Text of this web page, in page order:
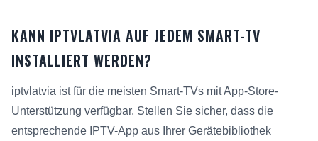
KANN IPTVLATVIA AUF JEDEM SMART-TV
INSTALLIERT WERDEN?
iptvlatvia ist für die meisten Smart-TVs mit App-Store-
Unterstützung verfügbar. Stellen Sie sicher, dass die
entsprechende IPTV-App aus Ihrer Gerätebibliothek